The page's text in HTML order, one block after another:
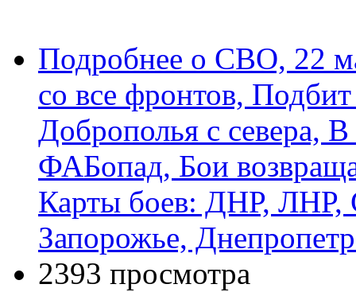
Подробнее о СВО, 22
со все фронтов,
Доброполья с севера,
ФАБопад, Бои
Карты боев: ДНР, ЛНР,
Запорожье,
2393 просмотра